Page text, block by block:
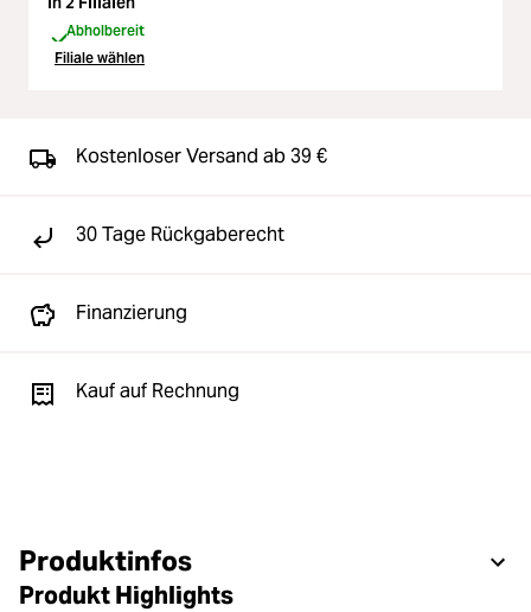
Abholbereit
Filiale wählen
Kostenloser Versand ab 39 €
30 Tage Rückgaberecht
Finanzierung
Kauf auf Rechnung
Produktinfos
Produkt Highlights